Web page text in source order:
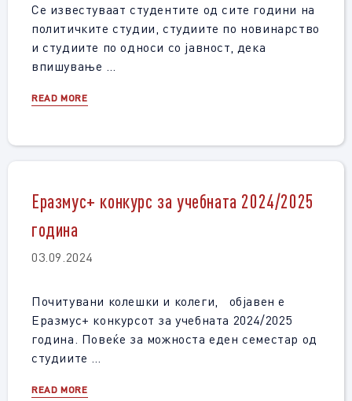
Се известуваат студентите од сите години на
политичките студии, студиите по новинарство
и студиите по односи со јавност, дека
впишување …
READ MORE
Еразмус+ конкурс за учебната 2024/2025
година
03.09.2024
Почитувани колешки и колеги, објавен е
Еразмус+ конкурсот за учебната 2024/2025
година. Повеќе за можноста еден семестар од
студиите …
READ MORE